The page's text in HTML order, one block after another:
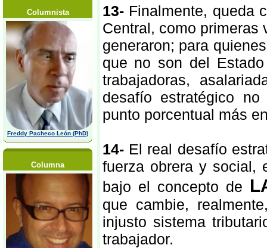
Columnista
Freddy Pacheco León (PhD)
Columna
13-Finalmente, queda
Central, como
generaron; para
que no son del
trabajadoras,
desafío estratégico
punto porcentual más
14-El real desafío
fuerza obrera y social,
bajo el concepto de
que cambie,
injusto sistema
trabajador.